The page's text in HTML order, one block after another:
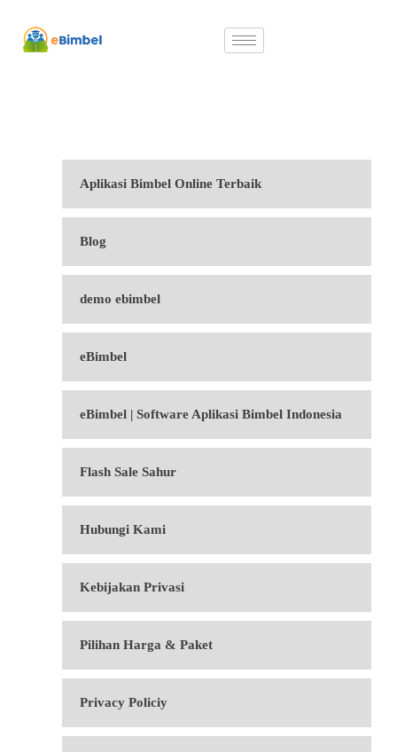
Aplikasi Bimbel Online Terbaik
Blog
demo ebimbel
eBimbel
eBimbel | Software Aplikasi Bimbel Indonesia
Flash Sale Sahur
Hubungi Kami
Kebijakan Privasi
Pilihan Harga & Paket
Privacy Policiy